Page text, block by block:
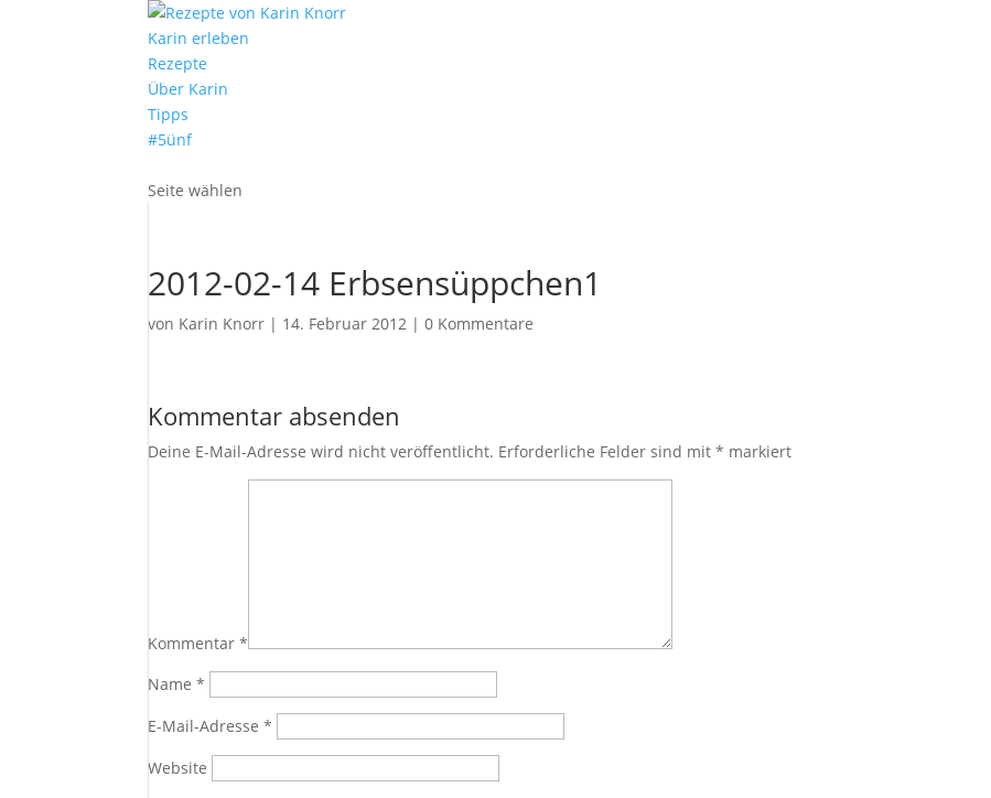
Karin erleben
Rezepte
Über Karin
Tipps
#5ünf
Seite wählen
2012-02-14 Erbsensüppchen1
von Karin Knorr | 14. Februar 2012 |0 Kommentare
Kommentar absenden
Deine E-Mail-Adresse wird nicht veröffentlicht. Erforderliche Felder sind mit* markiert
Kommentar*
Name*
E-Mail-Adresse*
Website